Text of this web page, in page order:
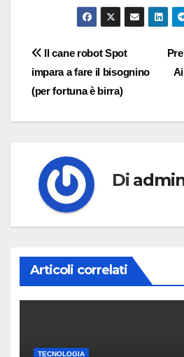
Navigazione
articoli
Il cane robot Spot
impara a fare il bisognino
(per fortuna è birra)
Di
Articoli correlati
TECNOLOGIA